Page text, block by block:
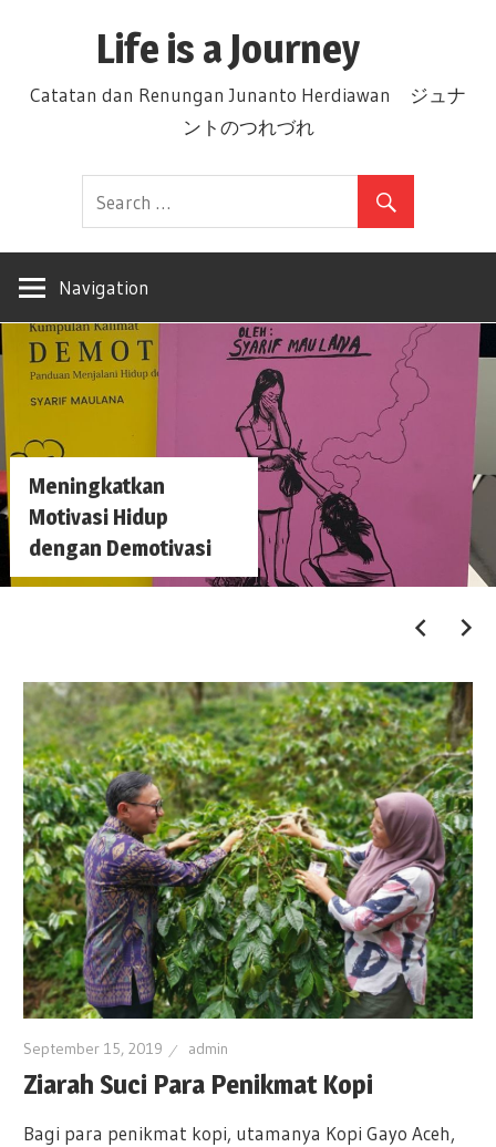
Life is a Journey
Catatan dan Renungan Junanto Herdiawan ジュナ
ントのつれづれ
Navigation
Meningkatkan
Motivasi Hidup
dengan Demotivasi
September 15, 2019 admin
Ziarah Suci Para Penikmat Kopi
Bagi para penikmat kopi, utamanya Kopi Gayo Aceh,